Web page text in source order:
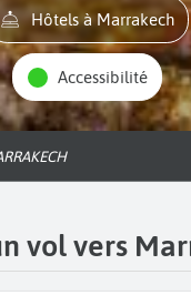
Hôtels à Marrakech
Accessibilité
vol vers